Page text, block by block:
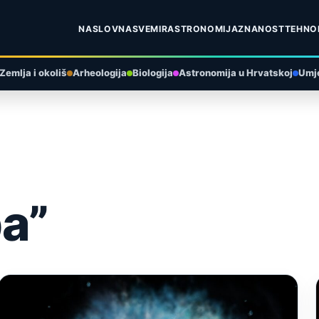
NASLOVNASVEMIRASTRONOMIJAZNANOST
Zemlja i okoliš Arheologija Biologija Astronomija u Hrvatskoj